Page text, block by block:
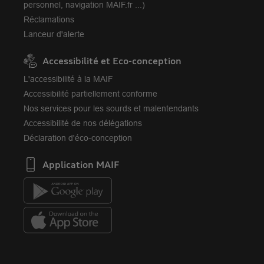
personnel, navigation MAIF.fr ...)
Réclamations
Lanceur d'alerte
Accessibilité et Eco-conception
L'accessibilité à la MAIF
Accessibilité partiellement conforme
Nos services pour les sourds et malentendants
Accessibilité de nos délégations
Déclaration d'éco-conception
Application MAIF